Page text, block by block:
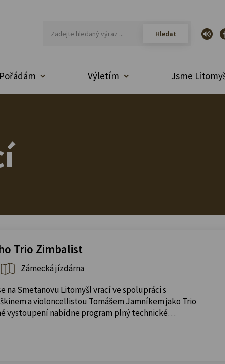
Pořádám Výletím Jsme
Trio Zimbalist
Zámecká jízdárna
na Smetanovu Litomyšl vrací ve spolupráci s
a violoncellistou Tomášem Jamníkem jako Trio
vystoupení nabídne program plný technické…